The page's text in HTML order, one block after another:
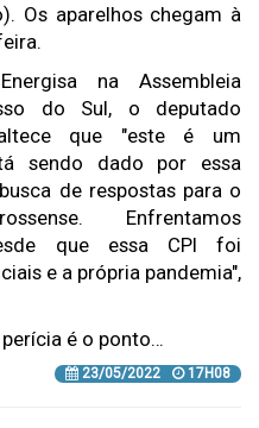
Os aparelhos chegam à
na Assembleia
do Sul, o deputado
que "este é um
sendo dado por essa
de respostas para o
Enfrentamos
que essa CPI foi
e a própria pandemia",
é o ponto…
23/05/2022 17H08